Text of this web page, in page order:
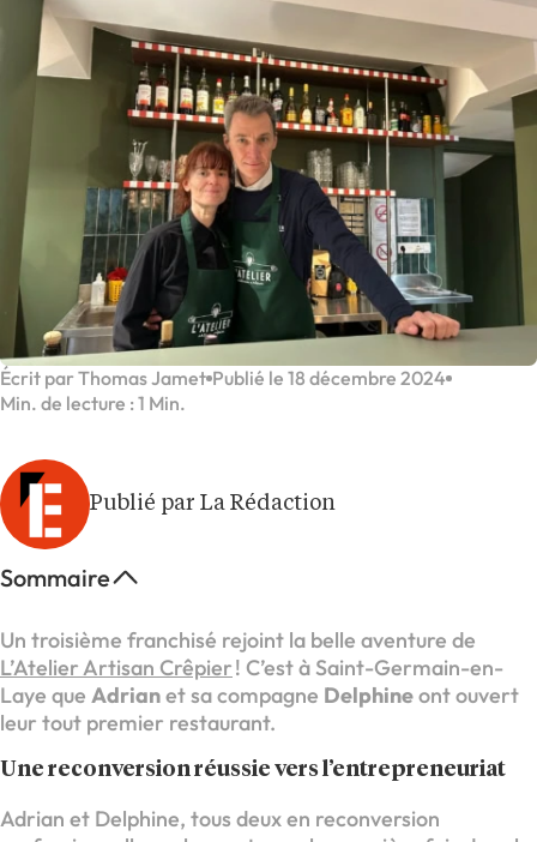
Écrit par Thomas Jamet Publié le 18 décembre 2024
Min. de lecture : 1 Min.
Publié par La Rédaction
Sommaire
Un troisième franchisé rejoint la belle aventure de
L’Atelier Artisan Crêpier! C’est à Saint-Germain-en-
Laye que Adrianet sa compagne Delphineont ouvert
leur tout premier restaurant.
Une reconversion réussie vers l’entrepreneuriat
Adrian et Delphine, tous deux en reconversion